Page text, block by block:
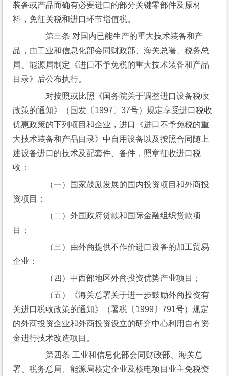
装备或产品而确有必要进口的部分关键零部件及原材
料，免征关税和进口环节增值税。
第三条 对国内已能生产的重大技术装备和产
品，由工业和信息化部会同财政部、海关总署、税务总
局、能源局制定《进口不予免税的重大技术装备和产品
目录》后公布执行。
对按照或比照《国务院关于调整进口设备税收
政策的通知》（国发〔1997〕37号）规定享受进口税收
优惠政策的下列项目和企业，进口《进口不予免税的重
大技术装备和产品目录》中自用设备以及按照合同随上
述设备进口的技术及配套件、备件，照章征收进口税
收：
（一）国家鼓励发展的国内投资项目和外商投
资项目；
（二）外国政府贷款和国际金融组织贷款项
目；
（三）由外商提供不作价进口设备的加工贸易
企业；
（四）中西部地区外商投资优势产业项目；
（五）《海关总署关于进一步鼓励外商投资有
关进口税收政策的通知》（署税〔1999〕791号）规定
的外商投资企业和外商投资设立的研究中心利用自有资
金进行技术改造项目。
第四条 工业和信息化部会同财政部、海关总
署、税务总局、能源局核定企业及核电项目业主免税资